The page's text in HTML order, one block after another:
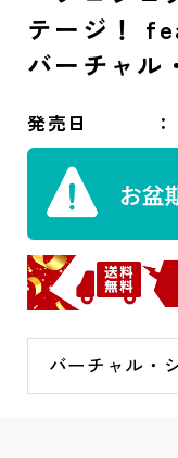
テージ！
バーチャル
発売日
バーチャル・